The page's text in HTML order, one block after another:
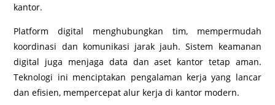
kantor.
Platform digital menghubungkan tim, mempermudah
koordinasi dan komunikasi jarak jauh. Sistem keamanan
digital juga menjaga data dan aset kantor tetap aman.
Teknologi ini menciptakan pengalaman kerja yang lancar
dan efisien, mempercepat alur kerja di kantor modern.